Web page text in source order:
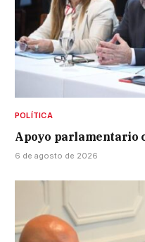
POLÍTICA
Apoyo parlamentario
6 de agosto de 2026